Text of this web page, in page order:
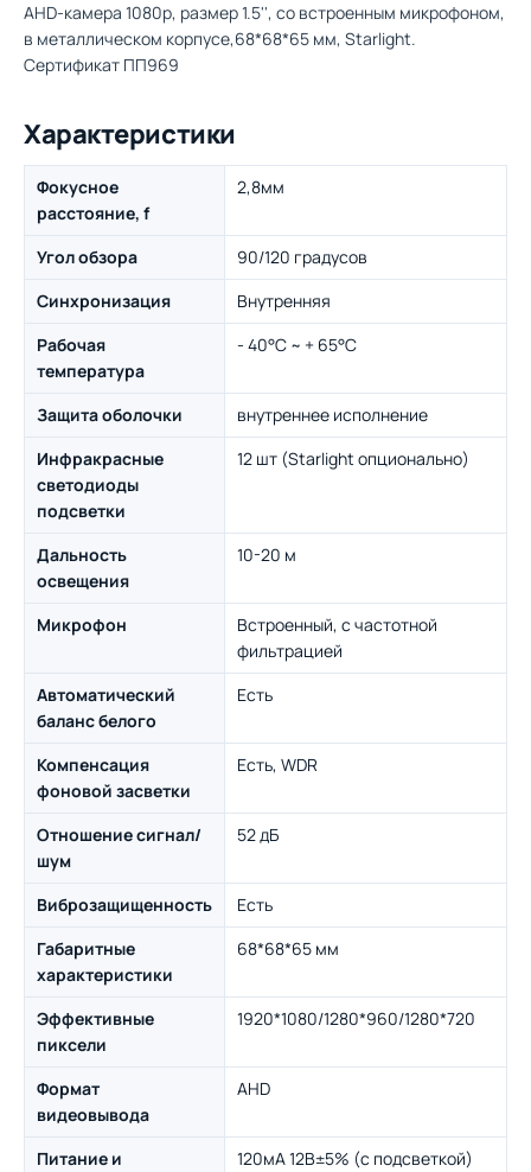
AHD-камера 1080p, размер 1.5'', со встроенным микрофоном,
в металлическом корпусе,68*68*65 мм, Starlight.
Сертификат ПП969
Характеристики
Фокусное
расстояние, f
2,8мм
Угол обзора
90/120 градусов
Синхронизация
Внутренняя
Рабочая
температура
- 40°C ~ + 65°C
Защита оболочки
внутреннее исполнение
Инфракрасные
светодиоды
подсветки
12 шт (Starlight опционально)
Дальность
освещения
10-20 м
Микрофон
Встроенный, с частотной
фильтрацией
Автоматический
баланс белого
Есть
Компенсация
фоновой засветки
Есть, WDR
Отношение сигнал/
шум
52 дБ
Виброзащищенность
Есть
Габаритные
характеристики
68*68*65 мм
Эффективные
пиксели
1920*1080/1280*960/1280*720
Формат
видеовывода
AHD
Питание и
120мА 12В±5% (с подсветкой)